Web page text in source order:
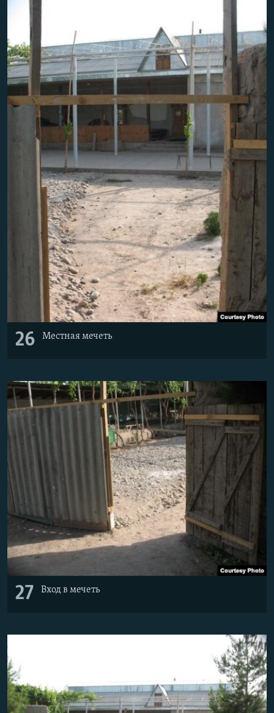
26 Местная мечеть
27 Вход в мечеть